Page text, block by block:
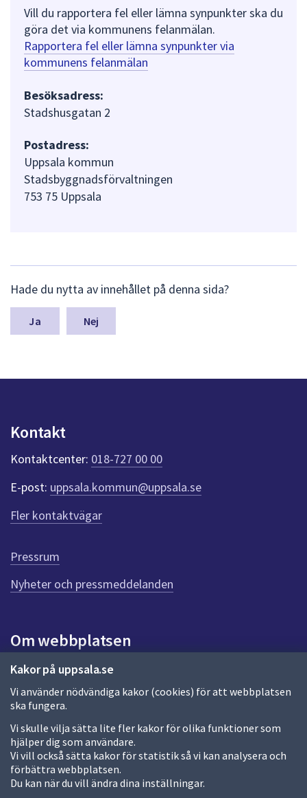
Kakor på uppsala.se
Vi använder nödvändiga kakor (cookies) för att webbplatsen
ska fungera.
Vi skulle vilja sätta lite fler kakor för olika funktioner som
hjälper dig som användare.
Vi vill också sätta kakor för statistik så vi kan analysera och
förbättra webbplatsen.
Du kan när du vill ändra dina inställningar.
Vill du rapportera fel eller lämna synpunkter ska du
göra det via kommunens felanmälan.
Rapportera fel eller lämna synpunkter via
kommunens felanmälan
Besöksadress:
Stadshusgatan 2
Postadress:
Uppsala kommun
Stadsbyggnadsförvaltningen
753 75 Uppsala
ä
m
a
n
k
e
r
f
ö
r
e
n
n
a
d
a
Hade du nytta av innehållet på denna sida?
Nej
Kontakt
Kontaktcenter: 018-727 00 00
E-post: uppsala.kommun@uppsala.se
Fler kontaktvägar
Pressrum
Nyheter och pressmeddelanden
Om webbplatsen
Om webbplatsen
Allmänna handlingar och diarium
Behandling av personuppgifter
Kakor
Språk (other languages)